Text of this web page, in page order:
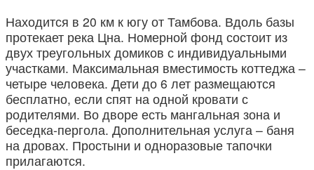
Находится в 20 км к югу от Тамбова. Вдоль базы
протекает река Цна. Номерной фонд состоит из
двух треугольных домиков с индивидуальными
участками. Максимальная вместимость коттеджа –
четыре человека. Дети до 6 лет размещаются
бесплатно, если спят на одной кровати с
родителями. Во дворе есть мангальная зона и
беседка-пергола. Дополнительная услуга – баня
на дровах. Простыни и одноразовые тапочки
прилагаются.